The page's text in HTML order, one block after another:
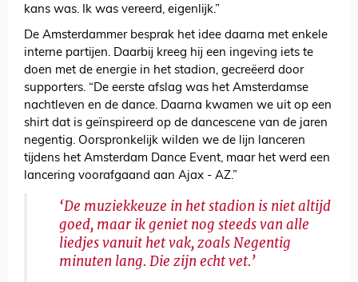
kans was. Ik was vereerd, eigenlijk.”
De Amsterdammer besprak het idee daarna met enkele
interne partijen. Daarbij kreeg hij een ingeving iets te
doen met de energie in het stadion, gecreëerd door
supporters. “De eerste afslag was het Amsterdamse
nachtleven en de dance. Daarna kwamen we uit op een
shirt dat is geïnspireerd op de dancescene van de jaren
negentig. Oorspronkelijk wilden we de lijn lanceren
tijdens het Amsterdam Dance Event, maar het werd een
lancering voorafgaand aan Ajax - AZ.”
‘De muziekkeuze in het stadion is niet altijd
goed, maar ik geniet nog steeds van alle
liedjes vanuit het vak, zoals Negentig
minuten lang. Die zijn echt vet.’